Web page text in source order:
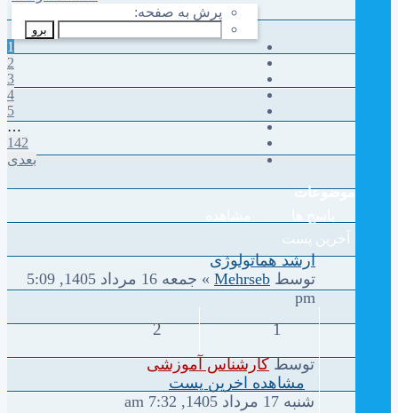
پرش به صفحه:
1
2
3
4
5
…
142
بعدی
موضوعات
آخرین پست
ارشد هماتولوژی
توسط Mehrseb
» جمعه 16 مرداد 1405, 5:09
pm
1
2
توسطکارشناس آموزشی
مشاهده اخرین پست
شنبه 17 مرداد 1405, 7:32 am